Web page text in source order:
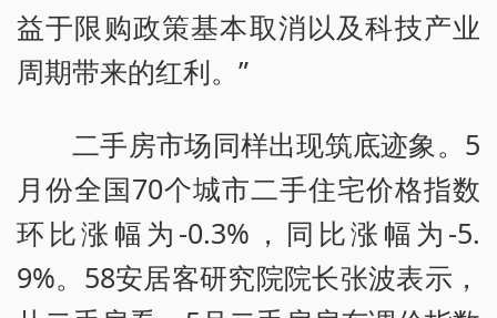
益于限购政策基本取消以及科技产业
周期带来的红利。”
二手房市场同样出现筑底迹象。5
月份全国70个城市二手住宅价格指数
环比涨幅为-0.3%，同比涨幅为-5.
9%。58安居客研究院院长张波表示，